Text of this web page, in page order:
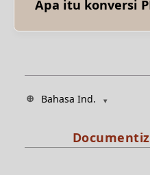
Apa itu konversi
PDF ke HTML. Proses
mudah dilihat di
Bahasa Ind.